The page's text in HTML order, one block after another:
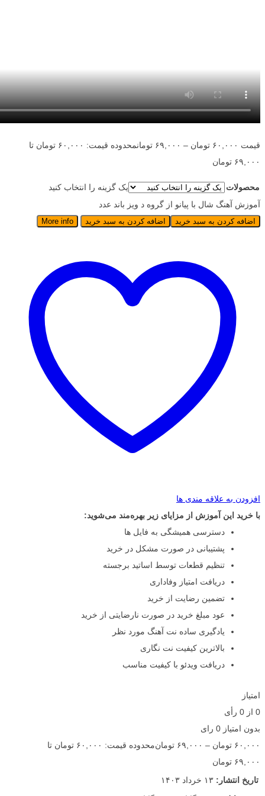
قیمت ۶۰,۰۰۰ تومان – ۶۹,۰۰۰ تومان
محدوده قیمت: ۶۰,۰۰۰ تومان تا
۶۹,۰۰۰ تومان
محصولات
یک گزینه را انتخاب کنید
آموزش آهنگ شال با پیانو از گروه د ویز باند عدد
اضافه کردن به سبد خرید اضافه کردن به سبد خرید More info
افزودن به علاقه مندی ها
با خرید این آموزش از مزایای زیر بهره‌مند می‌شوید:
دسترسی همیشگی به فایل ها
پشتیبانی در صورت مشکل در خرید
تنظیم قطعات توسط اساتید برجسته
دریافت امتیاز وفاداری
تضمین رضایت از خرید
عود مبلغ خرید در صورت نارضایتی از خرید
یادگیری ساده نت آهنگ مورد نظر
بالاترین کیفیت نت نگاری
دریافت ویدئو با کیفیت مناسب
امتیاز
0 از 0 رأی
بدون امتیاز 0 رای
۶۰,۰۰۰ تومان – ۶۹,۰۰۰ تومان
محدوده قیمت: ۶۰,۰۰۰ تومان تا
۶۹,۰۰۰ تومان
تاریخ انتشار: ۱۳ خرداد ۱۴۰۳